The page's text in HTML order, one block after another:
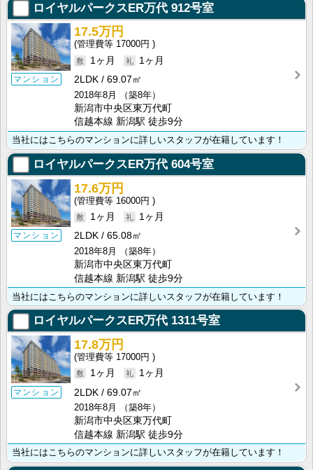
ロイヤルパークスER万代 912号室
マンション
17.5万円
17000円
1ヶ月
1ヶ月
2LDK
69.07㎡
2018年8月
（築8年）
新潟市中央区東万代町
信越本線 新潟駅 徒歩9分
当社にはこちらのマンションに詳しいスタッフが在籍しています！
ロイヤルパークスER万代 604号室
マンション
17.6万円
16000円
1ヶ月
1ヶ月
2LDK
65.08㎡
2018年8月
（築8年）
新潟市中央区東万代町
信越本線 新潟駅 徒歩9分
当社にはこちらのマンションに詳しいスタッフが在籍しています！
ロイヤルパークスER万代 1311号室
マンション
17.8万円
17000円
1ヶ月
1ヶ月
2LDK
69.07㎡
2018年8月
（築8年）
新潟市中央区東万代町
信越本線 新潟駅 徒歩9分
当社にはこちらのマンションに詳しいスタッフが在籍しています！